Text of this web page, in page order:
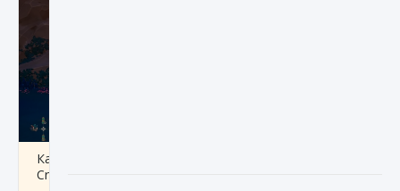
Как разблокировать заклинание Крист в
Creatures of Ava